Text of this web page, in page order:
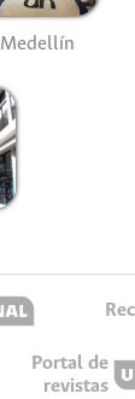
Medellín
Portal de
revistas